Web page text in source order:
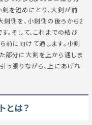
を短めにとり、大剣が前
剣側を、小剣側の後ろから2
。そして、これまでの結び
前に向けて通します。小剣
部分に大剣を上から通しま
っ張りながら、上にあげれ
とは？